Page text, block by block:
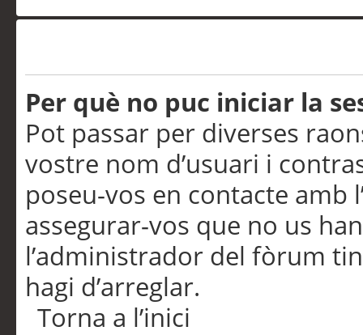
Per què no puc iniciar la
Pot passar per diverses
vostre nom d’usuari i
poseu-vos en contacte
assegurar-vos que no us
l’administrador del fòrum
hagi d’arreglar.
Torna a l’inici